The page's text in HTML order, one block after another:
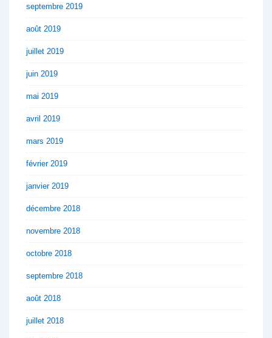
septembre 2019
août 2019
juillet 2019
juin 2019
mai 2019
avril 2019
mars 2019
février 2019
janvier 2019
décembre 2018
novembre 2018
octobre 2018
septembre 2018
août 2018
juillet 2018